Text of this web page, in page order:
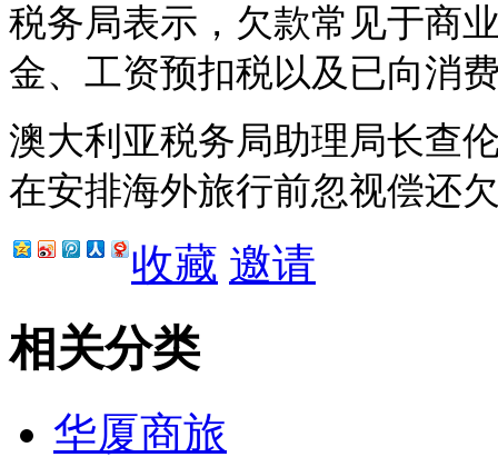
税务局表示，欠款常见于商
金、工资预扣税以及已向消
澳大利亚税务局助理局长查
在安排海外旅行前忽视偿还
收藏 邀请
相关分类
华厦商旅